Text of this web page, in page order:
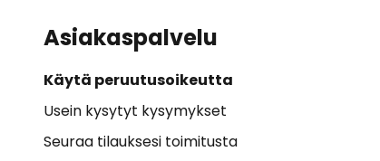
Asiakaspalvelu
Käytä peruutusoikeutta
Usein kysytyt kysymykset
Seuraa tilauksesi toimitusta